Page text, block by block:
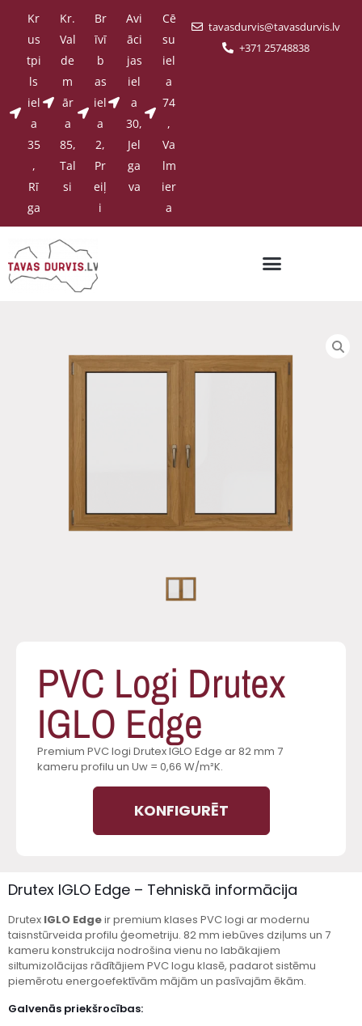
Kr
us
tpi
ls
iel
a
35
,
Rī
ga
Kr.
Val
de
m
ār
a
85,
Tal
si
Br
īvī
b
as
iel
a
2,
Pr
eiļ
i
Avi
āci
jas
iel
a
30,
Jel
ga
va
Cē
su
iel
a
74
,
Va
lm
ier
a
tavasdurvis@tavasdurvis.lv
+371 25748838
PVC Logi Drutex
IGLO Edge
Premium PVC logi Drutex IGLO Edge ar 82 mm 7
kameru profilu un Uw = 0,66 W/m²K.
KONFIGURĒT
Drutex IGLO Edge – Tehniskā informācija
Drutex IGLO Edgeir premium klases PVC logi ar modernu
taisnstūrveida profilu ģeometriju. 82 mm iebūves dziļums un 7
kameru konstrukcija nodrošina vienu no labākajiem
siltumizolācijas rādītājiem PVC logu klasē, padarot sistēmu
piemērotu energoefektīvām mājām un pasīvajām ēkām.
Galvenās priekšrocības: